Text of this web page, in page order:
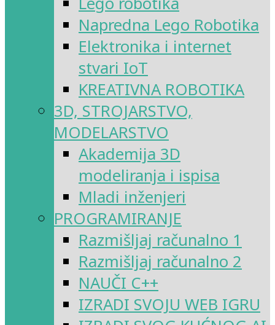
Napredna Lego Robotika
Elektronika i internet
stvari IoT
KREATIVNA ROBOTIKA
3D, STROJARSTVO,
MODELARSTVO
Akademija 3D
modeliranja i ispisa
Mladi inženjeri
PROGRAMIRANJE
Razmišljaj računalno 1
Razmišljaj računalno 2
NAUČI C++
IZRADI SVOJU WEB IGRU